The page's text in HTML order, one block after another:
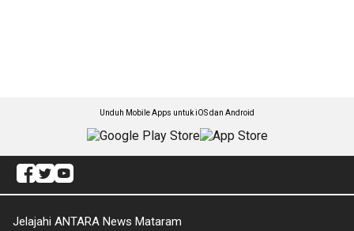
Unduh Mobile Apps untuk iOS dan Android
Jelajahi ANTARA News Mataram